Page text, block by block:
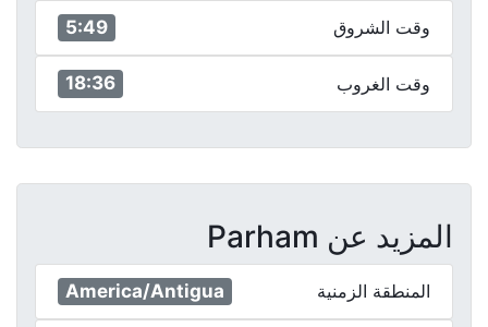
وقت الشروق 5:49
وقت الغروب 18:36
المزيد عن Parham
المنطقة الزمنية America/Antigua